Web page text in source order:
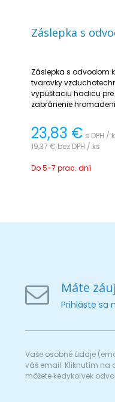
Záslepka s
Záslepka s odvodom
tvarovky
vypúštaciu hadicu
zabránenie
23,83 € s DPH /
19,37 € bez DPH / ks
Do 5-7 prac. dní
Máte
Prihláste sa
Vaše osobné údaje
váš email. Kliknutím na
môžete kedykoľvek